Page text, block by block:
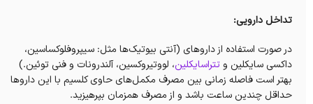
تداخل دارویی:
در صورت استفاده از داروهای (آنتی بیوتیک‌ها مثل: سیپروفلوکساسین،
داکسی سایکلین وتتراسایکلین، لووتیروکسین، آلندرونات و فنی توئین.)
بهتر است فاصله زمانی بین مصرف مکمل‌های حاوی کلسیم با این داروها
حداقل چندین ساعت باشد و از مصرف همزمان بپرهیزید.